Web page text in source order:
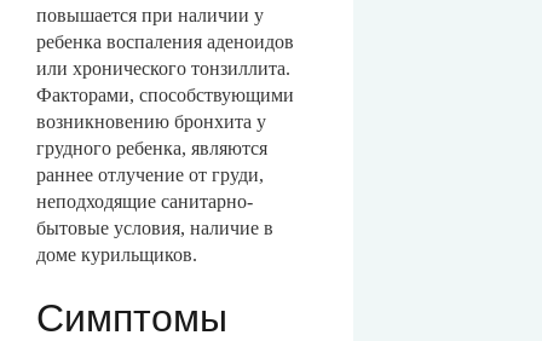
повышается при наличии у
ребенка воспаления аденоидов
или хронического тонзиллита.
Факторами, способствующими
возникновению бронхита у
грудного ребенка, являются
раннее отлучение от груди,
неподходящие санитарно-
бытовые условия, наличие в
доме курильщиков.
Симптомы